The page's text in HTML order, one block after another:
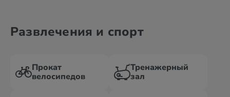
Развлечения и спорт
Прокат
велосипедов
Тренажерный
зал